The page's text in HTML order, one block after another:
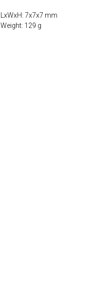
LxWxH: 7x7x7 mm
Weight: 129 g